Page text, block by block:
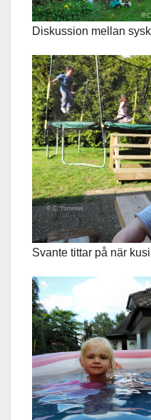
Diskussion mellan
Svante tittar på när